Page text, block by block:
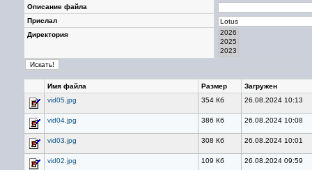
Описание файла
Прислал
Директория
Имя файла Размер
Загружен
vid05.jpg
354 Кб 26.08.2024 10:13
vid04.jpg 386 Кб 26.08.2024 10:08
vid03.jpg 308 Кб 26.08.2024 10:01
vid02.jpg 109 Кб 26.08.2024 09:59